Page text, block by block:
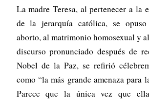
La madre Teresa, al pertenecer a la
de la jerarquía católica, se
aborto, al matrimonio homosexual y
discurso pronunciado después de
Nobel de la Paz, se refirió
como “la más grande amenaza para
Parece que la única vez que